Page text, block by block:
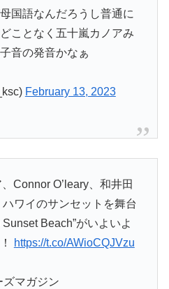
国語なんだろうし普通に
ことなく五十嵐カノアみ
音の発音かなぁ
February 13, 2023
Connor O’leary、和井田
ワイのサンセットを舞台
Beach”がいよいよ
https://t.co/AWioCQJVzu
マガジン